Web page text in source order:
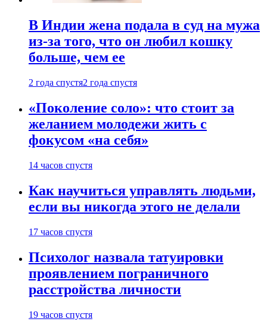
В Индии жена подала в суд на мужа
из-за того, что он любил кошку
больше, чем ее
2 года спустя2 года спустя
«Поколение соло»: что стоит за
желанием молодежи жить с
фокусом «на себя»
14 часов спустя
Как научиться управлять людьми,
если вы никогда этого не делали
17 часов спустя
Психолог назвала татуировки
проявлением пограничного
расстройства личности
19 часов спустя